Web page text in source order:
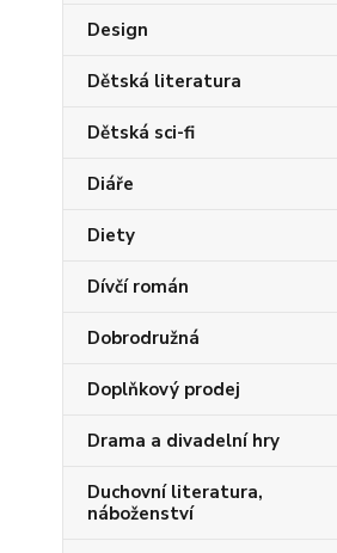
Design
Dětská literatura
Dětská sci-fi
Diáře
Diety
Dívčí román
Dobrodružná
Doplňkový prodej
Drama a divadelní hry
Duchovní literatura,
náboženství